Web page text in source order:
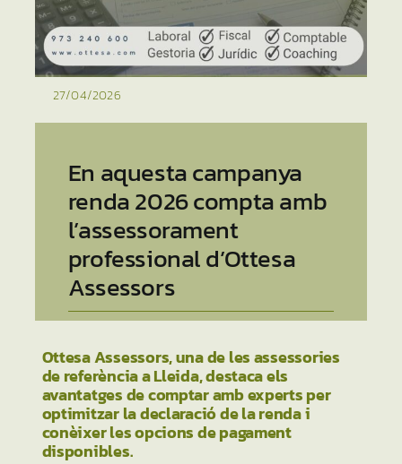
27/04/2026
En aquesta campanya
renda 2026 compta amb
l’assessorament
professional d’Ottesa
Assessors
Ottesa Assessors, una de les assessories
de referència a Lleida, destaca els
avantatges de comptar amb experts per
optimitzar la declaració de la renda i
conèixer les opcions de pagament
disponibles.